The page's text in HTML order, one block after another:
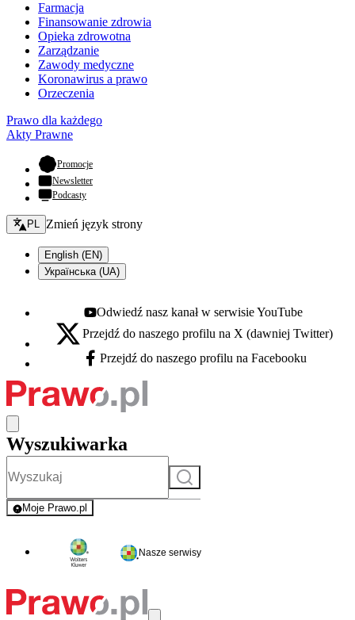
Farmacja
Finansowanie zdrowia
Opieka zdrowotna
Zarządzanie
Zawody medyczne
Koronawirus a prawo
Orzeczenia
Prawo dla każdego
Akty Prawne
Promocje- otwiera się w nowej karcie
Newsletter
Podcasty
Zmień język - bieżący:
PL Zmień język strony
English (EN)
Українська (UA)
Youtube - otwiera się w nowej karcie
Odwiedź nasz kanał w serwisie YouTube
X - otwiera się w nowej karcie
Przejdź do naszego profilu na X (dawniej Twitter)
Facebook - otwiera się w nowej karcie
Przejdź do naszego profilu na Facebooku
Wyszukiwarka
Szukaj
Moje Prawo.pl
- rejestracja i logowanie do serwisu
Nasze serwisy